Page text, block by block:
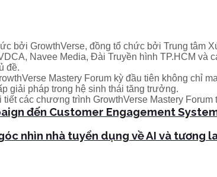
bởi GrowthVerse, đồng tổ chức bởi Trung tâm
Navee Media, Đài Truyền hình TP.HCM và
đề.
Mastery Forum kỳ đầu tiên không chỉ
giải pháp trong hệ sinh thái tăng trưởng.
các chương trình GrowthVerse Mastery Forum
đến Customer Engagement
nhìn nhà tuyển dụng về AI và